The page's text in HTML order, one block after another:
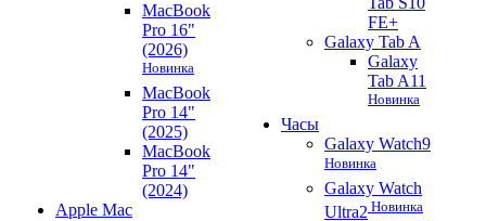
MacBook
Pro 16"
(2026)
Новинка
MacBook
Pro 14"
(2025)
MacBook
Pro 14"
(2024)
Apple Mac
FE+
Galaxy Tab A
Galaxy
Tab A11
Новинка
Часы
Galaxy Watch9
Новинка
Galaxy Watch
Ultra2 Новинка